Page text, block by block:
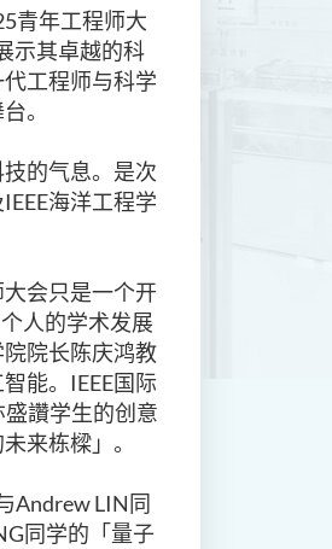
青年工程师大
示其卓越的科
工程师与科学
。
的气息。是次
海洋工程学
会只是一个开
人的学术发展
院长陈庆鸿教
能。IEEE国际
讚学生的创意
来栋樑」。
Andrew LIN同
同学的「量子